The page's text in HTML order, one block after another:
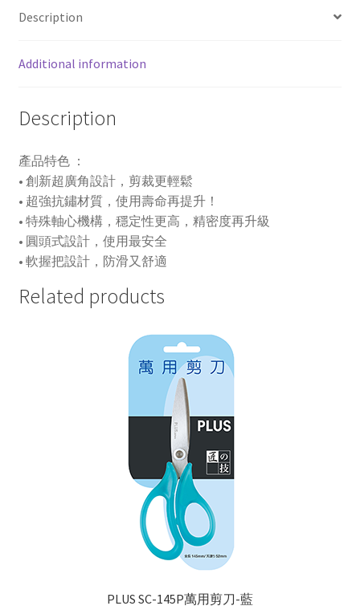
不
鋼
剪
7"
quantity
Description
Additional information
Description
產品特色 ：
• 創新超廣角設計，剪裁更輕鬆
• 超強抗鏽材質，使用壽命再提升！
• 特殊軸心機構，穩定性更高，精密度再升級
• 圓頭式設計，使用最安全
• 軟握把設計，防滑又舒適
Related products
PLUS SC-145P萬用剪刀-藍